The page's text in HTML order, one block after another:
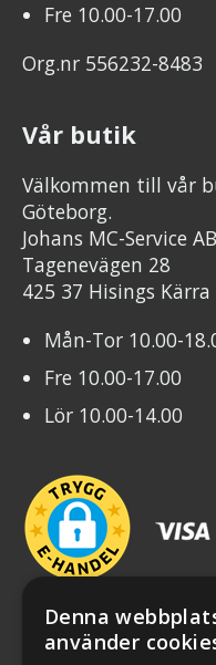
Fre 10.00-17.00
Org.nr 556232-8483
Vår butik
Välkommen till vår
Göteborg.
Johans MC-Service AB
Tagenevägen 28
425 37 Hisings Kärra
Mån-Tor 10.00-
Fre 10.00-17.00
Lör 10.00-14.00
Denna
använder